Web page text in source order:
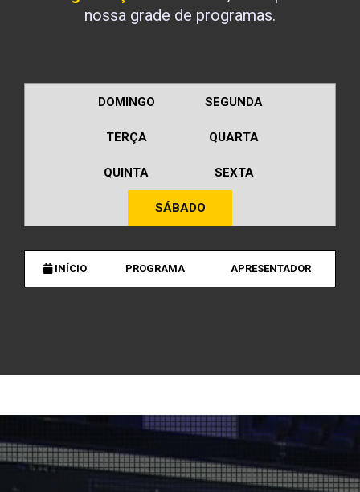
nossa grade de programas.
DOMINGO SEGUNDA
TERÇA QUARTA
QUINTA SEXTA
SÁBADO
INÍCIO PROGRAMA APRESENTADOR